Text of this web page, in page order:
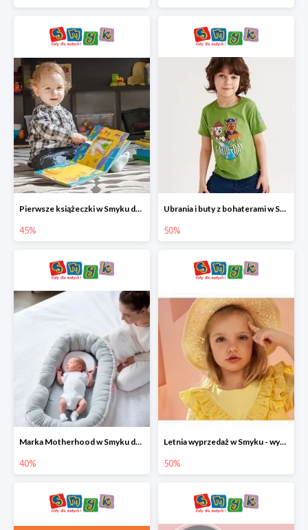
Pierwsze książeczki w Smyku do -45%
45%
Ubrania i buty z bohaterami w Smyku do -50%
50%
Marka Motherhood w Smyku do -40%
40%
Letnia wyprzedaż w Smyku - wybrane ubrania i buty do -50%
50%